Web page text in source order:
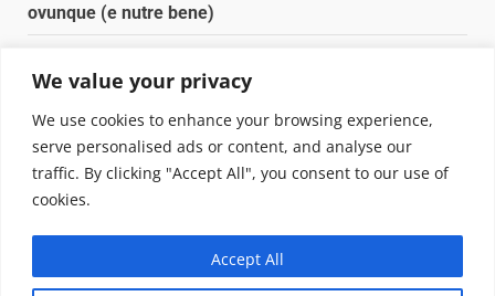
We value your privacy
We use cookies to enhance your browsing experience,
serve personalised ads or content, and analyse our
traffic. By clicking "Accept All", you consent to our use of
cookies.
Accept All
ovunque (e nutre bene)
settembre 2026
Nancy la tartaruga torna libera in Adriatico
Copyright © 2025 Biopianeta.it proprietà di Jws Media
Questo blog non è una testata giornalistica, in quanto
viene aggiornato senza alcuna periodicità. Non può